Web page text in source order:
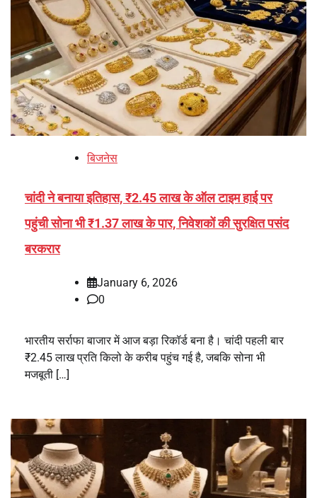
बिजनेस
चांदी ने बनाया इतिहास, ₹2.45 लाख के ऑल टाइम हाई पर
पहुंची सोना भी ₹1.37 लाख के पार, निवेशकों की सुरक्षित पसंद
बरकरार
January 6, 2026
0
भारतीय सर्राफा बाजार में आज बड़ा रिकॉर्ड बना है। चांदी पहली बार
₹2.45 लाख प्रति किलो के करीब पहुंच गई है, जबकि सोना भी
मजबूती […]